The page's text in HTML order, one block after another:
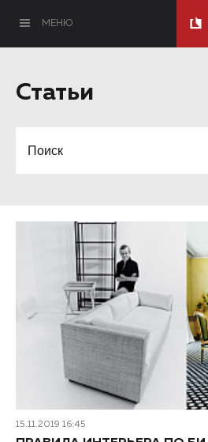
МЕНЮ
Статьи
15.11.2019 16:45